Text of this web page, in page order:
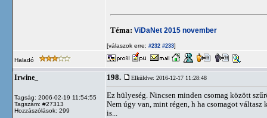
Téma: ViDaNet 2015 november
[válaszok erre: #232 #233]
Haladó
Irwine_
Tagság: 2006-02-19 11:54:55
Tagszám: #27313
Hozzászólások: 299
198. Elküldve: 2016-12-17 11:28:48
Ez hülyeség. Nincsen minden csomag között
Nem úgy van, mint régen, h ha csomagot
is...